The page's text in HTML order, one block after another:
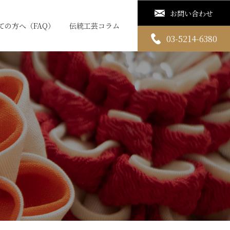
の方へ（FAQ） 伝統工芸コラム
お問い合わせ
03-5214-6380